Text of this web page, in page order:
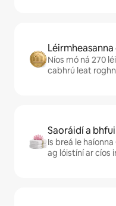
Níos mó ná 270
cabhrú leat
Saoráidí a
Is breá le
ag lóistíní ar cíos